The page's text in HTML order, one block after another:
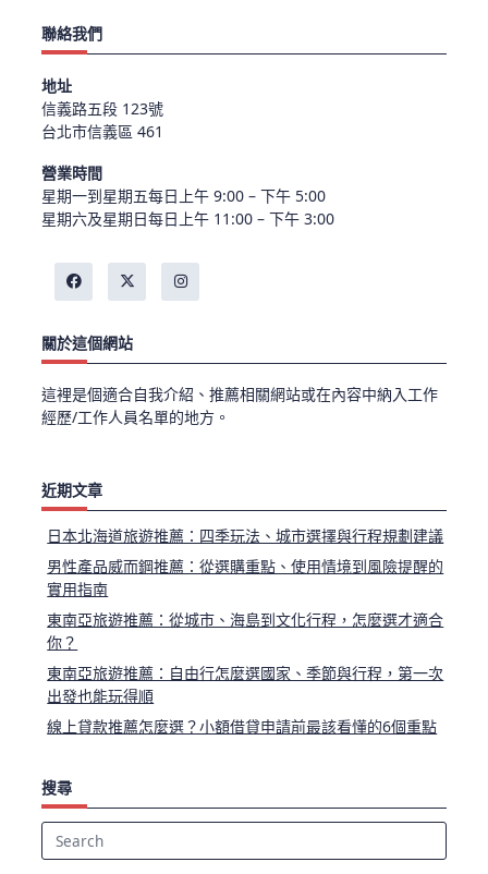
聯絡我們
地址
信義路五段 123號
台北市信義區 461
營業時間
星期一到星期五每日上午 9:00 – 下午 5:00
星期六及星期日每日上午 11:00 – 下午 3:00
關於這個網站
這裡是個適合自我介紹、推薦相關網站或在內容中納入工作
經歷/工作人員名單的地方。
近期文章
日本北海道旅遊推薦：四季玩法、城市選擇與行程規劃建議
男性產品威而鋼推薦：從選購重點、使用情境到風險提醒的
實用指南
東南亞旅遊推薦：從城市、海島到文化行程，怎麼選才適合
你？
東南亞旅遊推薦：自由行怎麼選國家、季節與行程，第一次
出發也能玩得順
線上貸款推薦怎麼選？小額借貸申請前最該看懂的6個重點
搜尋
Search